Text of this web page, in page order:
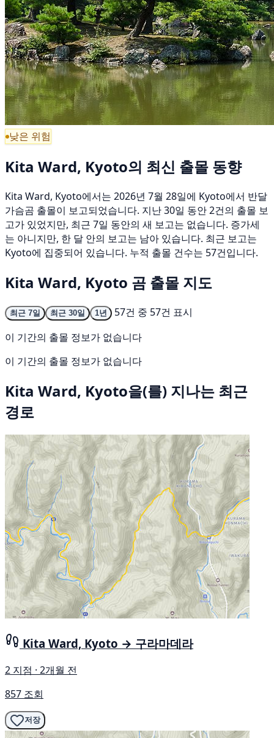
낮은 위험
Kita Ward, Kyoto의 최신 출몰 동향
Kita Ward, Kyoto에서는 2026년 7월 28일에 Kyoto에서 반달
가슴곰 출몰이 보고되었습니다. 지난 30일 동안 2건의 출몰 보
고가 있었지만, 최근 7일 동안의 새 보고는 없습니다. 증가세
는 아니지만, 한 달 안의 보고는 남아 있습니다. 최근 보고는
Kyoto에 집중되어 있습니다. 누적 출몰 건수는 57건입니다.
Kita Ward, Kyoto 곰 출몰 지도
최근 7일 최근 30일 1년
57건 중 57건 표시
이 기간의 출몰 정보가 없습니다
이 기간의 출몰 정보가 없습니다
Kita Ward, Kyoto을(를) 지나는 최근
경로
Kita Ward, Kyoto → 구라마데라
2 지점 · 2개월 전
857 조회
저장